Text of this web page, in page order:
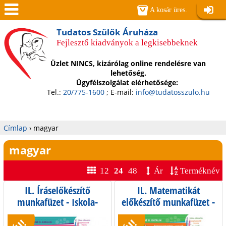
Jump to navigation
Tudatos Szülők Áruháza
Fejlesztő kiadványok a legkisebbeknek
Üzlet NINCS, kizárólag online rendelésre van
lehetőség.
Ügyfélszolgálat elérhetősége:
Tel.: 20/775-1600; E-mail: info@tudatosszulo.hu
Jelenlegi
hely
Címlap › magyar
magyar
12 24 48 Ár Terméknév
IL. Íráselőkészítő
munkafüzet - Iskola-
előkészítés
IL. Matematikát
előkészítő munkafüzet -
Iskola-előkészítés
A kosár üres.
Men
ü